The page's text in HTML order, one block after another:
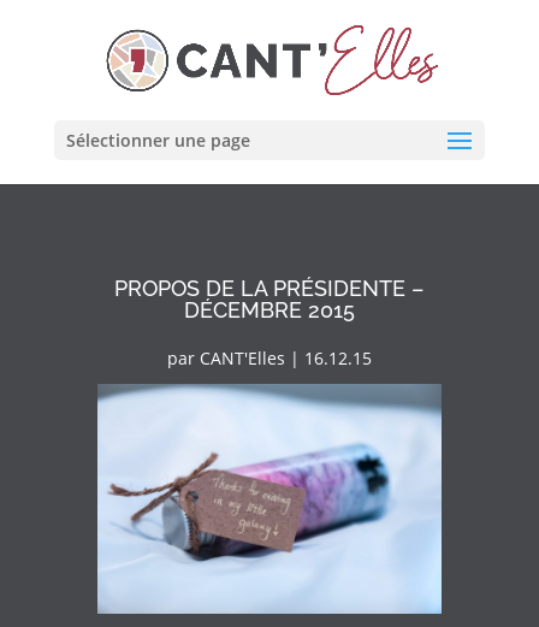
Sélectionner une page
PROPOS DE LA PRÉSIDENTE –
DÉCEMBRE 2015
par CANT'Elles | 16.12.15